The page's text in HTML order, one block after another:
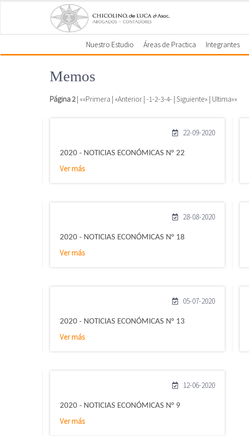
Nuestro Estudio Áreas de Practica Integrantes
Memos
Página 2| ««Primera | «Anterior | -1-2-3-4- | Siguiente» | Ultima»»
22-09-2020
2020 - NOTICIAS ECONÓMICAS N° 22
Ver más
28-08-2020
2020 - NOTICIAS ECONÓMICAS N° 18
Ver más
05-07-2020
2020 - NOTICIAS ECONÓMICAS N° 13
Ver más
12-06-2020
2020 - NOTICIAS ECONÓMICAS N° 9
Ver más